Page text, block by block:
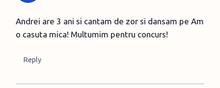
Andrei are 3 ani si cantam de zor si dansam pe Am
o casuta mica! Multumim pentru concurs!
Reply